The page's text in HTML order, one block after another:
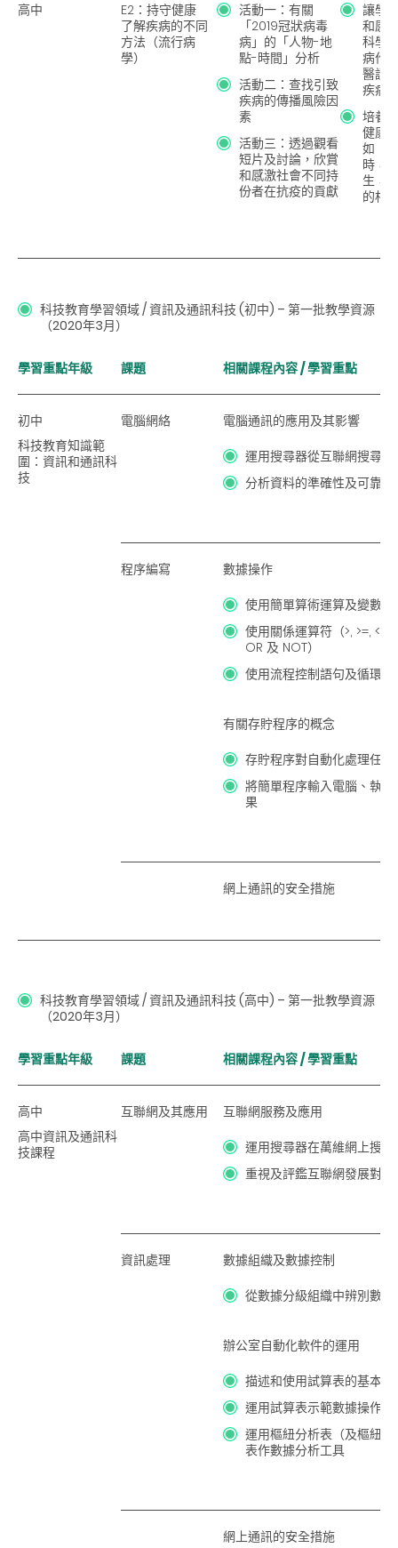
高中
E2：持守健康
了解疾病的不同
方法（流行病
學）
活動一：有關
「2019冠狀病毒
病」的「人物-地
點-時間」分析
活動二：查找引致
疾病的傳播風險因
素
活動三：透過觀看
短片及討論，欣賞
和感激社會不同持
份者在抗疫的貢獻
讓學
和感
科學
病作
醫護
疾病
培養
健康
如：
時，
生，
的相
科技教育學習領域 / 資訊及通訊科技 (初中) – 第一批教學資源
（2020年3月）
學習重點年級 課題 相關課程內容 / 學習重點
初中
科技教育知識範
圍：資訊和通訊科
技
電腦網絡
電腦通訊的應用及其影響
運用搜尋器從互聯網搜尋
分析資料的準確性及可靠性
程序編寫
數據操作
使用簡單算術運算及變數
使用關係運算符（>, >=,
OR 及 NOT）
使用流程控制語句及循環
有關存貯程序的概念
存貯程序對自動化處理任
將簡單程序輸入電腦、執
果
網上通訊的安全措施
科技教育學習領域 / 資訊及通訊科技 (高中) – 第一批教學資源
（2020年3月）
學習重點年級 課題 相關課程內容 / 學習重點
高中
高中資訊及通訊科
技課程
互聯網及其應用
互聯網服務及應用
運用搜尋器在萬維網上搜
重視及評鑑互聯網發展對
資訊處理
數據組織及數據控制
從數據分級組織中辨別數
辦公室自動化軟件的運用
描述和使用試算表的基本
運用試算表示範數據操作的
運用樞紐分析表（及樞紐
表作數據分析工具
網上通訊的安全措施